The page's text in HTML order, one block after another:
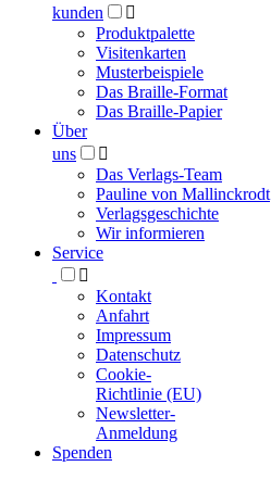
kunden

Produktpalette
Visitenkarten
Musterbeispiele
Das Braille-Format
Das Braille-Papier
Über
uns

Das Verlags-Team
Pauline von Mallinckrodt
Verlagsgeschichte
Wir informieren
Service

Kontakt
Anfahrt
Impressum
Datenschutz
Cookie-
Richtlinie (EU)
Newsletter-
Anmeldung
Spenden